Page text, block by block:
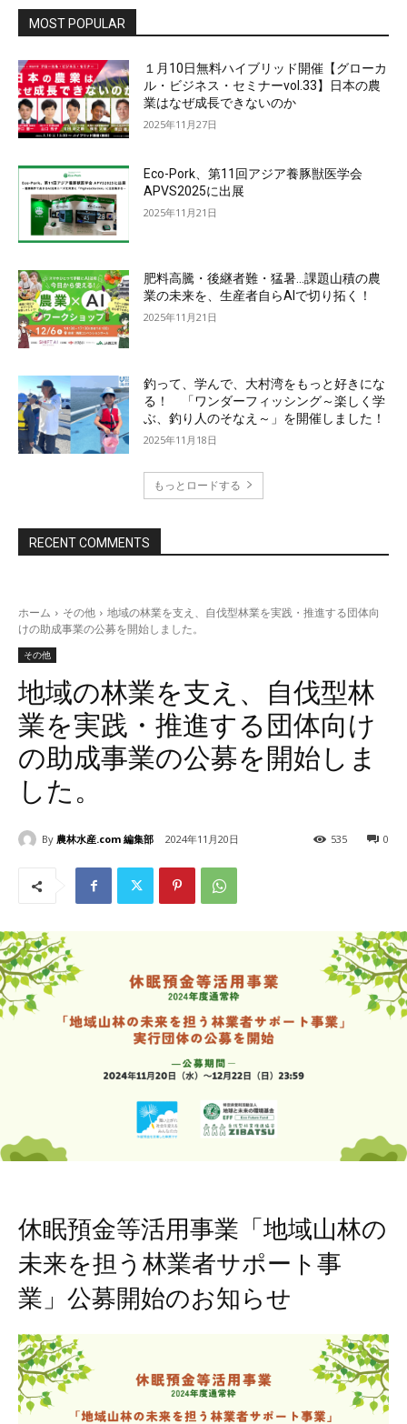
MOST POPULAR
１月10日無料ハイブリッド開催【グローカ
ル・ビジネス・セミナーvol.33】日本の農
業はなぜ成長できないのか
2025年11月27日
Eco-Pork、第11回アジア養豚獣医学会
APVS2025に出展
2025年11月21日
肥料高騰・後継者難・猛暑…課題山積の農
業の未来を、生産者自らAIで切り拓く！
2025年11月21日
釣って、学んで、大村湾をもっと好きにな
る！ 「ワンダーフィッシング～楽しく学
ぶ、釣り人のそなえ～」を開催しました！
2025年11月18日
もっとロードする
RECENT COMMENTS